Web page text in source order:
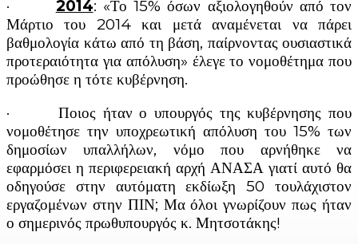
· 2014: «Το 15% όσων αξιολογηθούν από τον
Μάρτιο του 2014 και μετά αναμένεται να πάρει
βαθμολογία κάτω από τη βάση, παίρνοντας ουσιαστικά
προτεραιότητα για απόλυση» έλεγε το νομοθέτημα που
προώθησε η τότε κυβέρνηση.
· Ποιος ήταν ο υπουργός της κυβέρνησης που
νομοθέτησε την υποχρεωτική απόλυση του 15% των
δημοσίων υπαλλήλων, νόμο που αρνήθηκε να
εφαρμόσει η περιφερειακή αρχή ΑΝΑΣΑ γιατί αυτό θα
οδηγούσε στην αυτόματη εκδίωξη 50 τουλάχιστον
εργαζομένων στην ΠΙΝ; Μα όλοι γνωρίζουν πως ήταν
ο σημερινός πρωθυπουργός κ. Μητσοτάκης!